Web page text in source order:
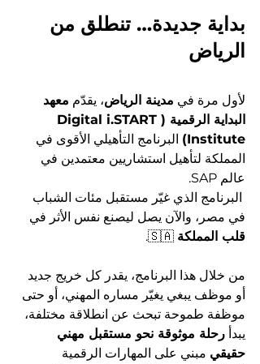
بداية جديدة… تنطلق من
الرياض
لأول مرة في مدينة الرياض، يقدّم معهد
البداية الرقمية (Digital i.START
Institute)
البرنامج التأهيلي الأقوى في
المملكة لتأهيل استشاريين معتمدين في
عالم SAP.
البرنامج الذي غيّر مستقبل مئات الشباب
في مصر، والآن يصل ليصنع نفس الأثر في
قلب المملكة
من خلال هذا البرنامج، يقدر كل خريج جديد
أو موظف يبغي يغيّر مساره المهني، أو حتى
موظفة طموحة تبحث عن انطلاقة مختلفة،
يبدأ رحلة موثوقة نحو مستقبل مهني
حقيقي مبني على المهارات الرقمية